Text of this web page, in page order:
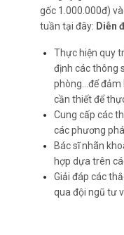
gốc 1.000.000đ)
tuần tại đây: Diễn
Thực hiện quy
định các thông
phòng...để
cần thiết để
Cung cấp các
các phương
Bác sĩ nhãn
hợp dựa trên
Giải đáp các
qua đội ngũ tư